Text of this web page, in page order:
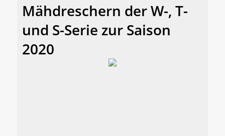
Mähdreschern der W-, T-
und S-Serie zur Saison
2020